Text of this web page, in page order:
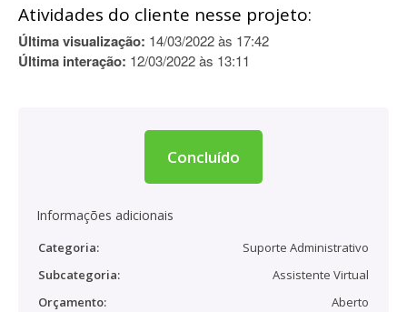
Atividades do cliente nesse projeto:
Última visualização: 14/03/2022 às 17:42
Última interação: 12/03/2022 às 13:11
Concluído
Informações adicionais
Categoria:
Suporte Administrativo
Subcategoria:
Assistente Virtual
Orçamento:
Aberto